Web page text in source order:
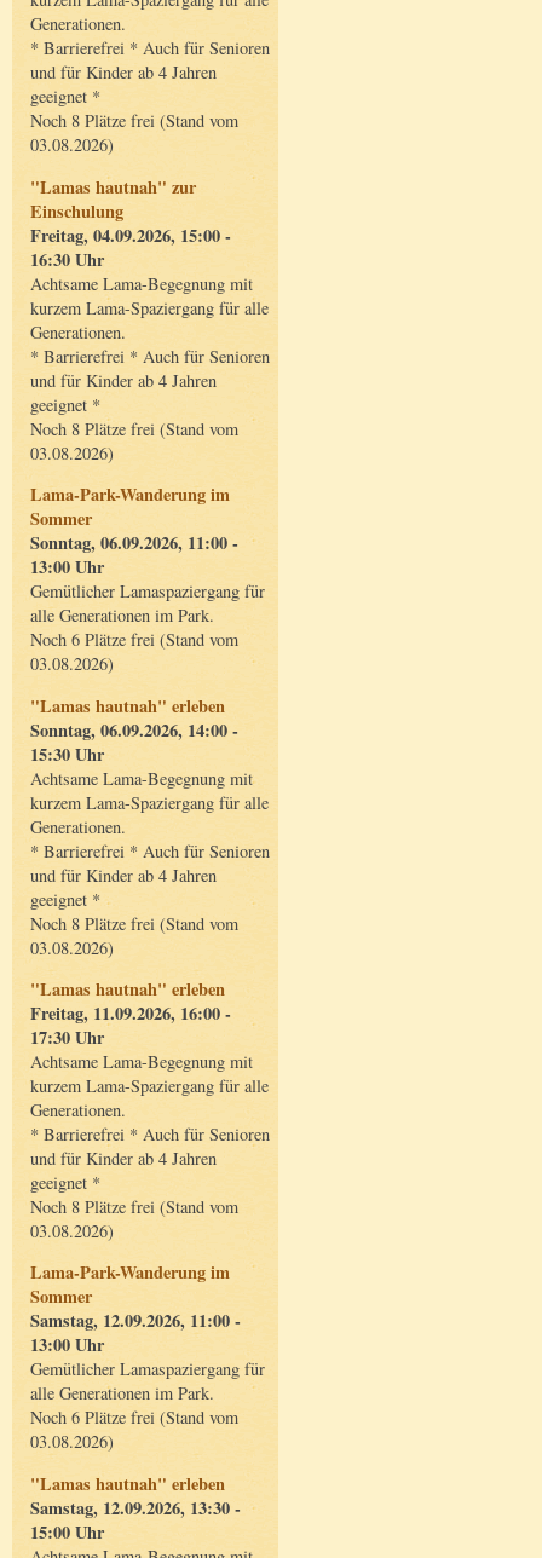
Generationen.
* Barrierefrei * Auch für Senioren
und für Kinder ab 4 Jahren
geeignet *
Noch 8 Plätze frei (Stand vom
03.08.2026)
"Lamas hautnah" zur
Einschulung
Freitag, 04.09.2026, 15:00 -
16:30 Uhr
Achtsame Lama-Begegnung mit
kurzem Lama-Spaziergang für alle
Generationen.
* Barrierefrei * Auch für Senioren
und für Kinder ab 4 Jahren
geeignet *
Noch 8 Plätze frei (Stand vom
03.08.2026)
Lama-Park-Wanderung im
Sommer
Sonntag, 06.09.2026, 11:00 -
13:00 Uhr
Gemütlicher Lamaspaziergang für
alle Generationen im Park.
Noch 6 Plätze frei (Stand vom
03.08.2026)
"Lamas hautnah" erleben
Sonntag, 06.09.2026, 14:00 -
15:30 Uhr
Achtsame Lama-Begegnung mit
kurzem Lama-Spaziergang für alle
Generationen.
* Barrierefrei * Auch für Senioren
und für Kinder ab 4 Jahren
geeignet *
Noch 8 Plätze frei (Stand vom
03.08.2026)
"Lamas hautnah" erleben
Freitag, 11.09.2026, 16:00 -
17:30 Uhr
Achtsame Lama-Begegnung mit
kurzem Lama-Spaziergang für alle
Generationen.
* Barrierefrei * Auch für Senioren
und für Kinder ab 4 Jahren
geeignet *
Noch 8 Plätze frei (Stand vom
03.08.2026)
Lama-Park-Wanderung im
Sommer
Samstag, 12.09.2026, 11:00 -
13:00 Uhr
Gemütlicher Lamaspaziergang für
alle Generationen im Park.
Noch 6 Plätze frei (Stand vom
03.08.2026)
"Lamas hautnah" erleben
Samstag, 12.09.2026, 13:30 -
15:00 Uhr